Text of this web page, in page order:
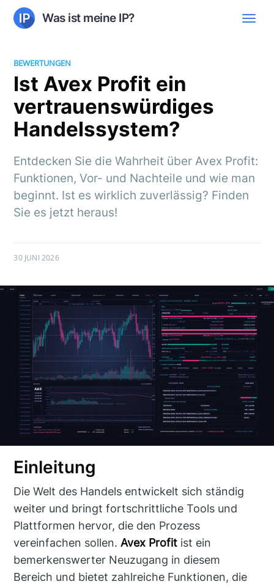
Was ist meine IP?
BEWERTUNGEN
Ist Avex Profit ein
vertrauenswürdiges
Handelssystem?
Entdecken Sie die Wahrheit über Avex Profit:
Funktionen, Vor- und Nachteile und wie man
beginnt. Ist es wirklich zuverlässig? Finden
Sie es jetzt heraus!
30 JUNI 2026
Einleitung
Die Welt des Handels entwickelt sich ständig
weiter und bringt fortschrittliche Tools und
Plattformen hervor, die den Prozess
vereinfachen sollen.Avex Profit ist ein
bemerkenswerter Neuzugang in diesem
Bereich und bietet zahlreiche Funktionen, die